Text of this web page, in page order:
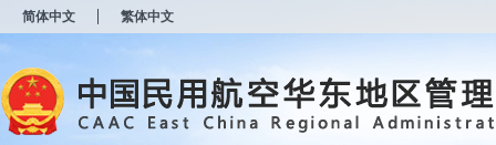
简体中文 繁体中文
开
无
障